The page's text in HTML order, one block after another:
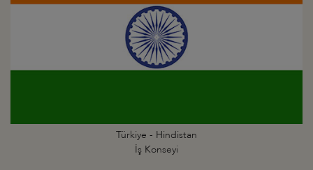
Türkiye - Hindistan
İş Konseyi